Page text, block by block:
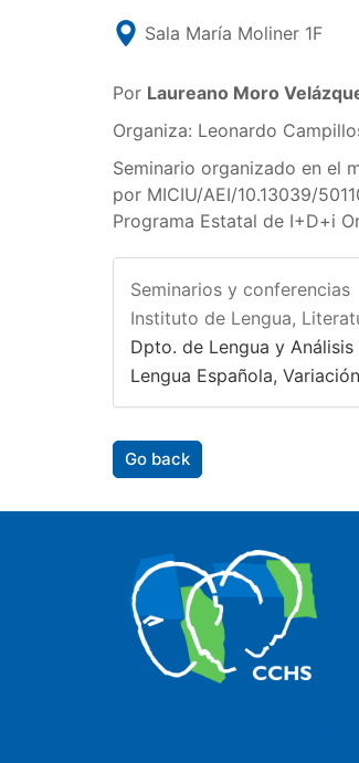
Sala María Moliner 1F
Por Laureano Moro
Organiza: Leonardo
Seminario organizado en el
por MICIU/AEI/10.13039/
Programa Estatal de I+D+i
Seminarios y conferencias
Instituto de Lengua,
Dpto. de Lengua y
Lengua Española,
Go back